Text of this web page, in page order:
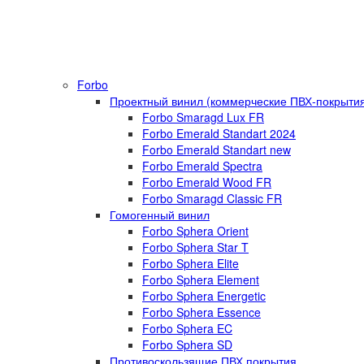
Forbo
Проектный винил (коммерческие ПВХ-
Forbo Smaragd Lux FR
Forbo Emerald Standart 2024
Forbo Emerald Standart new
Forbo Emerald Spectra
Forbo Emerald Wood FR
Forbo Smaragd Classic FR
Гомогенный винил
Forbo Sphera Orient
Forbo Sphera Star T
Forbo Sphera Elite
Forbo Sphera Element
Forbo Sphera Energetic
Forbo Sphera Essence
Forbo Sphera EC
Forbo Sphera SD
Противоскользящие ПВХ покрытия